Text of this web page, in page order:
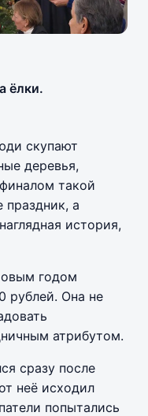
ёлки.
скупают
деревья,
такой
праздник, а
история,
годом
рублей. Она не
атрибутом.
сразу после
неё исходил
попытались